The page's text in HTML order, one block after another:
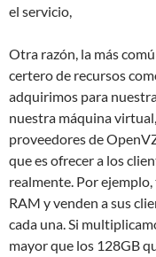
el servicio,
Otra razón, la más
certero de recursos
adquirimos para
nuestra máquina
proveedores de
que es ofrecer a los
realmente. Por
RAM y venden a sus
cada una. Si
mayor que los 128GB